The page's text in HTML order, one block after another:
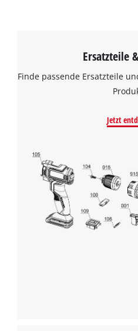
Ersatzteile
Finde passende Ersatzteile
Jetzt